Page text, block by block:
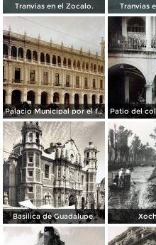
Tranvias en el Zocalo. Tranvias
Palacio Municipal por el fotografo Hugo Brehme..
Basilica de Guadalupe.